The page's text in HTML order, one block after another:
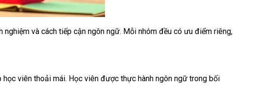
nghiệm và cách tiếp cận ngôn ngữ. Mỗi nhóm đều có ưu điểm riêng,
viên thoải mái. Học viên được thực hành ngôn ngữ trong bối